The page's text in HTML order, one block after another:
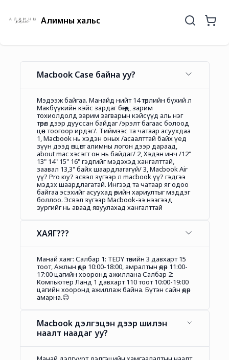
Алимны хальс
Macbook Case байна уу?
Мэдээж байгаа. Манайд нийт 14 төрлийн бүхий л
Макбүүкийн кэйс зардаг бөгөөд, зарим
тохиолдолд зарим загварын кэйсүүд аль нэг
төрөл дээр дууссан байдаг /эрэлт багаас болоод
цөөн тоогоор ирдэг/. Тиймээс та чатаар асуухдаа
1, Macbook нь хэдэн оных /асаалттай байх үед
зүүн дээд өнцөгт алимны логон дээр дараад,
about mac хэсэгт он нь байдаг/ 2, Хэдэн инч /12"
13" 14" 15" 16" гэдгийг мэдэхэд хангалттай,
заавал 13,3" байх шаардлагагүй/ 3, Macbook Air
үү? Pro юу? эсвэл зүгээр л macbook үү? гэдгээ
мэдэх шаардлагатай. Ингээд та чатаар яг одоо
байгаа эсэхийг асуухад өөрийн хариултыг мэддэг
боллоо. Эсвэл зүгээр Macbook-ээ нээгээд
зургийг нь аваад явуулахад хангалттай
ХАЯГ???
Манай хаяг: Салбар 1: TEDY төвийн 3 давхарт 15
тоот, Ажлын өдөр 10:00-18:00, амралтын өдөр 11:00-
17:00 цагийн хооронд ажиллана Салбар 2:
Компьютер Ланд 1 давхарт 110 тоот 10:00-19:00
цагийн хооронд ажиллаж байна. Бүтэн сайн өдөр
амарна.😊
Macbook дэлгэцэн дээр шилэн
наалт наадаг уу?